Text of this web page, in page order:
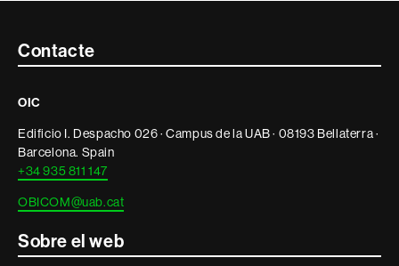
Contacte
informació
legal
Contacte
OIC
Edificio I. Despacho 026 · Campus de la UAB · 08193 Bellaterra ·
Barcelona. Spain
+34 935 811 147
OBICOM@uab.cat
Sobre el web